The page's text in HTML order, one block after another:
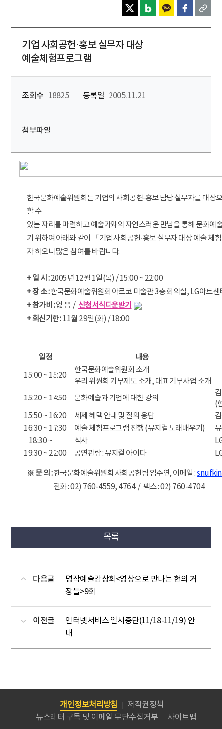
기업 사회공헌·홍보 실무자 대상
예술체험프로그램
조회수 18825 등록일 2005.11.21
첨부파일
한국문화예술위원회는 기업의 사회공헌·홍보 담당 실무자를 대상
할 수
있는 자리를 마련하고 예술가와의 자연스러운 만남을 통해 문화예
기 위하여 아래와 같이 「기업 사회공헌·홍보 실무자 대상 예술 체
자 하오니 많은 참여를 바랍니다.
+ 일 시 :2005년 12월 1일(목) / 15:00 ~ 22:00
+ 장 소 :한국문화예술위원회 아르코 미술관 3층 회의실, LG아트센
+ 참가비 :없 음 / 신청서식다운받기
+ 회신기한 :11월 29일(화) / 18:00
일정 내용
15:00 ~ 15:20
한국문화예술위원회 소개
우리 위원회 기부제도 소개, 대표 기부사업 소개
15:20 ~ 14:50
문화예술과 기업에 대한 강의
(
15:50 ~ 16:20
세제 혜택 안내 및 질의 응답
16:30 ~ 17:30
예술 체험프로그램 진행 (뮤지컬 노래배우기)
18:30 ~
식사
19:30 ~ 22:00
공연관람 : 뮤지컬 아이다
※ 문 의 :한국문화예술위원회 사회공헌팀 임주연, 이메일 :
전화 : 02) 760-4559, 4764 / 팩스 : 02) 760-4704
목록
다음글
명작예술감상회<영상으로 만나는 현의 거
장들>9회
이전글
인터넷서비스 일시중단(11/18-11/19) 안
내
개인정보처리방침
저작권정책
뉴스레터 구독 및 이메일 무단수집거부
사이트맵